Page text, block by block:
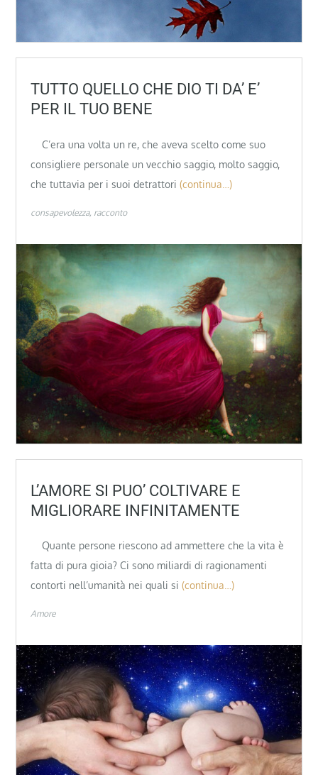
TUTTO QUELLO CHE DIO TI DA’ E’
PER IL TUO BENE
C’era una volta un re, che aveva scelto come suo
consigliere personale un vecchio saggio, molto saggio,
che tuttavia per i suoi detrattori (continua…)
consapevolezza racconto
L’AMORE SI PUO’ COLTIVARE E
MIGLIORARE INFINITAMENTE
Quante persone riescono ad ammettere che la vita è
fatta di pura gioia? Ci sono miliardi di ragionamenti
contorti nell’umanità nei quali si (continua…)
Amore